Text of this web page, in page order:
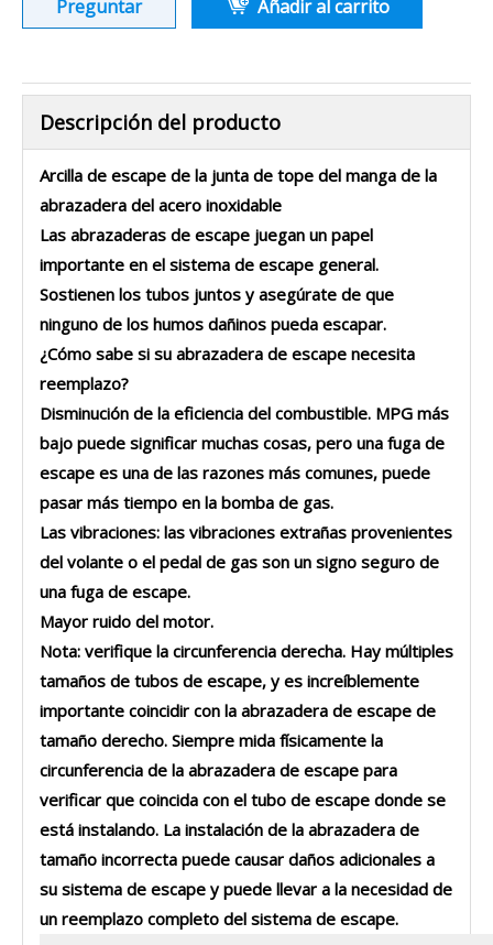
Preguntar Añadir al carrito
Descripción del producto
Arcilla de escape de la junta de tope del manga de la
abrazadera del acero inoxidable
Las abrazaderas de escape juegan un papel
importante en el sistema de escape general.
Sostienen los tubos juntos y asegúrate de que
ninguno de los humos dañinos pueda escapar.
¿Cómo sabe si su abrazadera de escape necesita
reemplazo?
Disminución de la eficiencia del combustible. MPG más
bajo puede significar muchas cosas, pero una fuga de
escape es una de las razones más comunes, puede
pasar más tiempo en la bomba de gas.
Las vibraciones: las vibraciones extrañas provenientes
del volante o el pedal de gas son un signo seguro de
una fuga de escape.
Mayor ruido del motor.
Nota: verifique la circunferencia derecha. Hay múltiples
tamaños de tubos de escape, y es increíblemente
importante coincidir con la abrazadera de escape de
tamaño derecho. Siempre mida físicamente la
circunferencia de la abrazadera de escape para
verificar que coincida con el tubo de escape donde se
está instalando. La instalación de la abrazadera de
tamaño incorrecta puede causar daños adicionales a
su sistema de escape y puede llevar a la necesidad de
un reemplazo completo del sistema de escape.